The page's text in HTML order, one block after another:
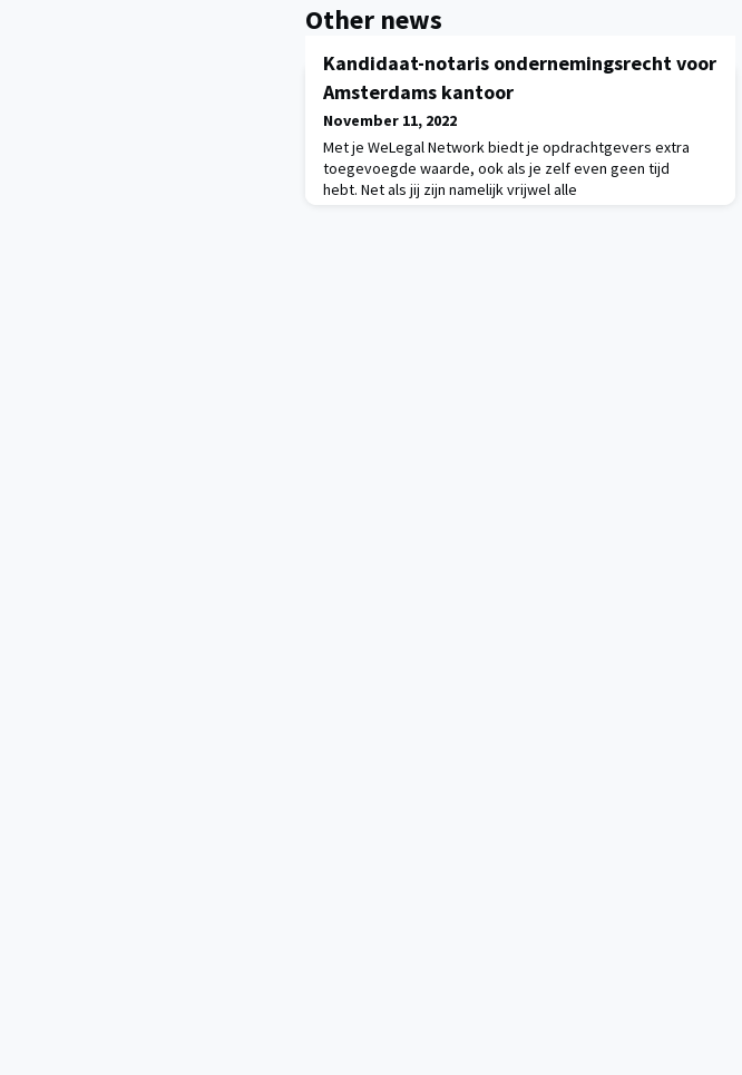
Other news
Kandidaat-notaris ondernemingsrecht voor
Amsterdams kantoor
November 11, 2022
Met je WeLegal Network biedt je opdrachtgevers extra
toegevoegde waarde, ook als je zelf even geen tijd
hebt. Net als jij zijn namelijk vrijwel alle